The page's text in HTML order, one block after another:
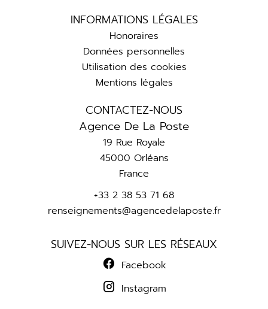
INFORMATIONS LÉGALES
Honoraires
Données personnelles
Utilisation des cookies
Mentions légales
CONTACTEZ-NOUS
Agence De La Poste
19 Rue Royale
45000 Orléans
France
+33 2 38 53 71 68
renseignements@agencedelaposte.fr
SUIVEZ-NOUS SUR LES RÉSEAUX
Facebook
Instagram